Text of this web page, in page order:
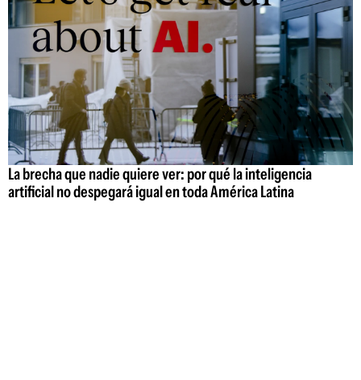
La brecha que nadie quiere ver: por qué la inteligencia
artificial no despegará igual en toda América Latina